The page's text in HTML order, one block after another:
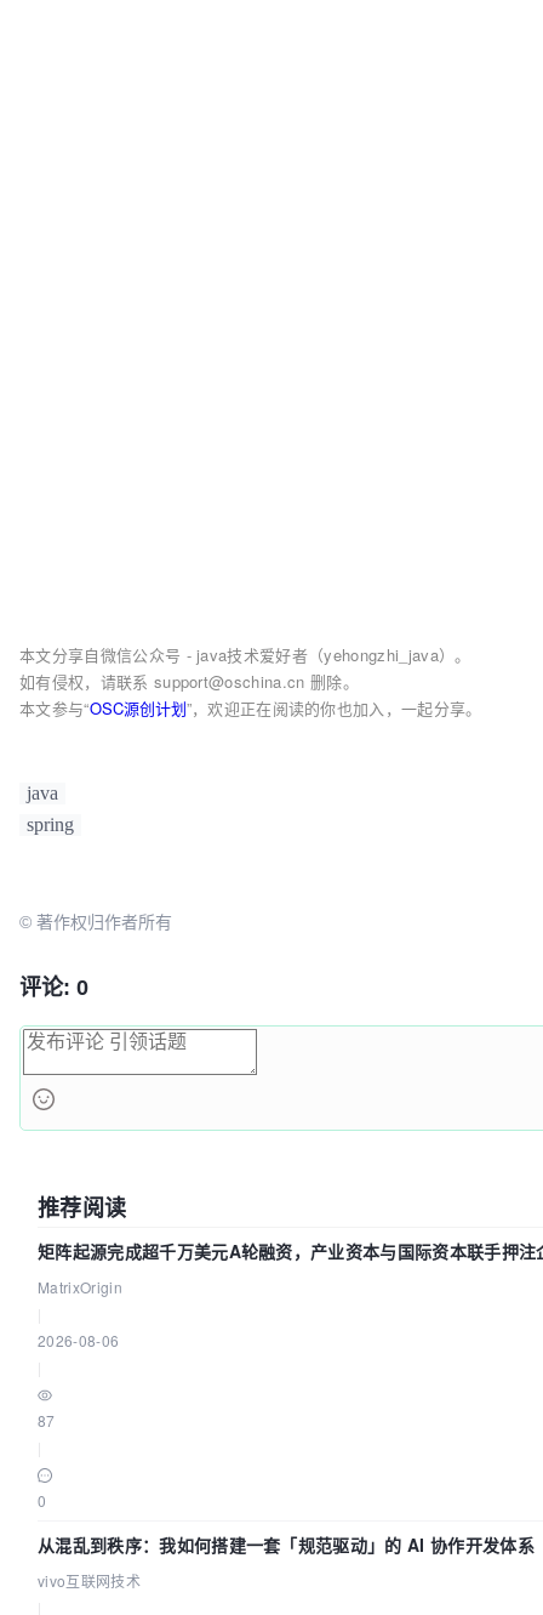
本文分享自微信公众号 - java技术爱好者（yehongzhi_java）。
如有侵权，请联系 support@oschina.cn 删除。
本文参与“OSC源创计划”，欢迎正在阅读的你也加入，一起分享。
java
spring
© 著作权归作者所有
评论: 0
推荐阅读
矩阵起源完成超千万美元A轮融资，产业资本与国际资本联手押
MatrixOrigin
2026-08-06
87
0
从混乱到秩序：我如何搭建一套「规范驱动」的 AI 协作开发体系
vivo互联网技术